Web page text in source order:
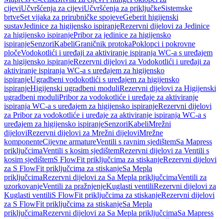
cijeviUčvršćenja za cijeviUčvršćenja za priključkeSistemske
brtveSet vijaka za prirubničke spojeveGeberit higijenski
sustavJedinice za higijensko ispiranjeRezervni dijelovi za Jedinice
za higijensko ispiranjePribor za jedinice za higijensko
ispiranjeSenzoriKabeliGraničnik protokaPoklopci i pokrovne
pločeVodokotlići i uređaji za aktiviranje ispiranja WC-a s uređajem
za higijensko ispiranjeRezervni dijelovi za Vodokotlići i uređaji za
aktiviranje ispiranja WC-a s uređajem za higijensko
ispiranjeUgradbeni vodokotlići s uređajem za higijensko
ispiranjeHigijenski ugradbeni moduliRezervni dijelovi za Higijenski
ugradbeni moduliPribor za vodokotliće i uređaje za aktiviranje
ispiranja WC-a s uređajem za higijensko ispiranjeRezervni dijelovi
za Pribor za vodokotliće i uređaje za aktiviranje ispiranja WC-a s
uređajem za higijensko ispiranjeSenzoriKabeliMrežni
dijeloviRezervni dijelovi za Mrežni dijeloviMrežne
komponenteCijevne armatureVentili s ravnim sjedištemSa Mapress
priključcimaVentili s kosim sjedištemRezervni dijelovi za Ventili s
kosim sjedištemS FlowFit priključcima za stiskanjeRezervni dijelovi
za S FlowFit priključcima za stiskanjeSa Mepla
priključcimaRezervni dijelovi za Sa Mepla priključcimaVentili za
uzorkovanjeVentili za pražnjenjeKuglasti ventiliRezervni dijelovi za
Kuglasti ventiliS FlowFit priključcima za stiskanjeRezervni dijelovi
za S FlowFit priključcima za stiskanjeSa Mepla
priključcimaRezervni dijelovi za Sa Mepla priključcimaSa Mapress